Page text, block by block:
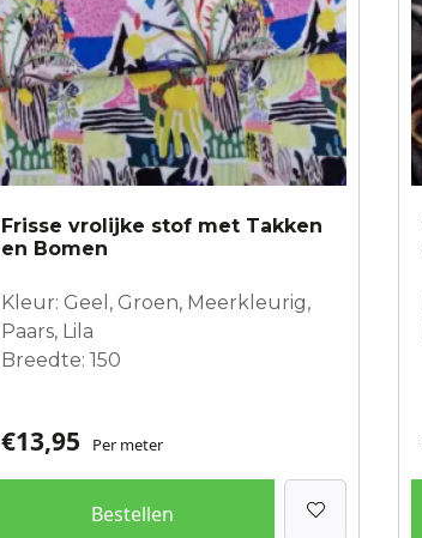
Frisse vrolijke stof met Takken
en Bomen
Kleur: Geel, Groen, Meerkleurig,
Paars, Lila
Breedte: 150
€13,95 Per meter
Bestellen